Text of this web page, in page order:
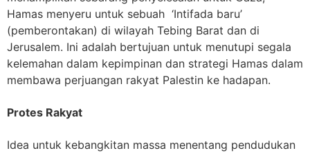
Hamas menyeru untuk sebuah ‘Intifada baru’
(pemberontakan) di wilayah Tebing Barat dan di
Jerusalem. Ini adalah bertujuan untuk menutupi segala
kelemahan dalam kepimpinan dan strategi Hamas dalam
membawa perjuangan rakyat Palestin ke hadapan.
Protes Rakyat
Idea untuk kebangkitan massa menentang pendudukan